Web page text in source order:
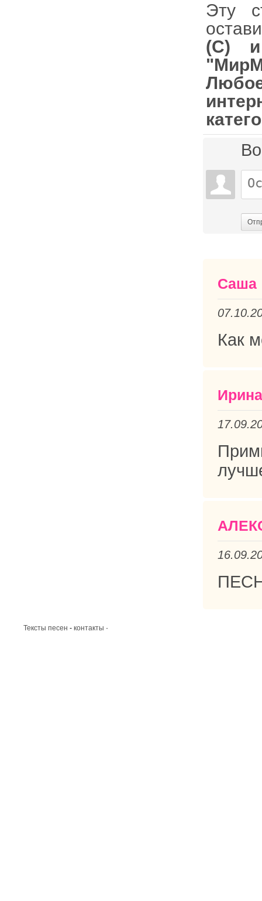
Эту
(С) и
Саша
Как
Ирина
Тексты песен - контакты ·